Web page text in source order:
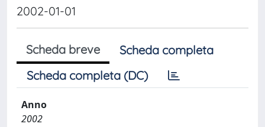
2002-01-01
Scheda breve
Scheda completa
Scheda completa (DC)
Anno
2002